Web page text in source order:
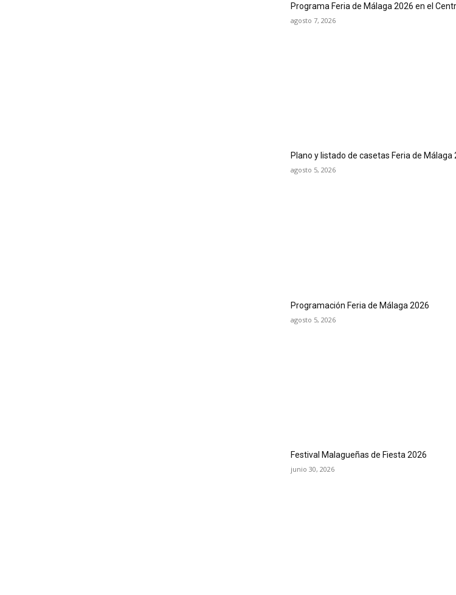
Programa Feria de Málaga 2026 en el
agosto 7, 2026
Plano y listado de casetas Feria de Málaga
agosto 5, 2026
Programación Feria de Málaga 2026
agosto 5, 2026
Festival Malagueñas de Fiesta 2026
junio 30, 2026